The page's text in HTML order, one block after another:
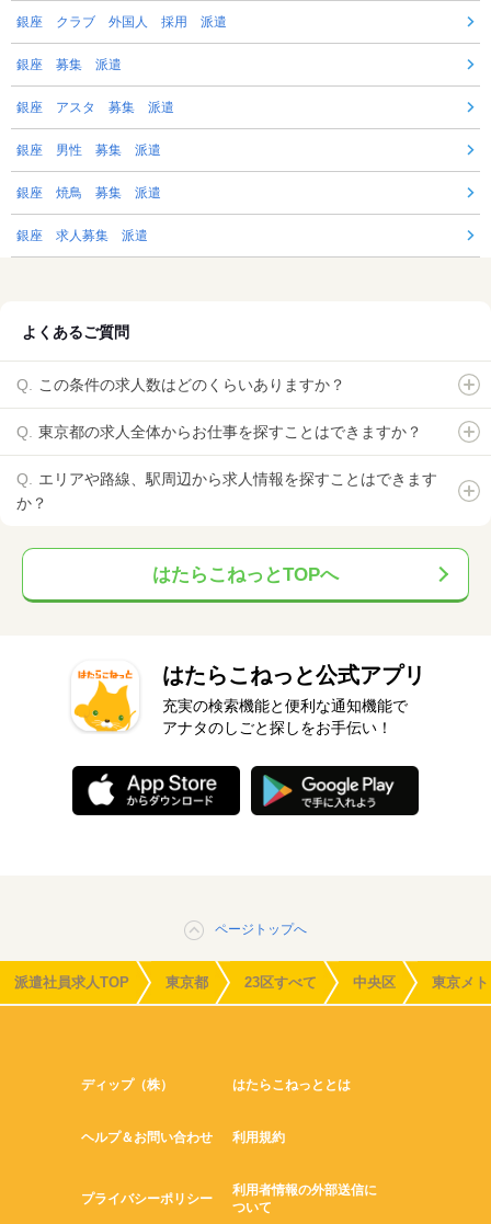
銀座 クラブ 外国人 採用 派遣
銀座 募集 派遣
銀座 アスタ 募集 派遣
銀座 男性 募集 派遣
銀座 焼鳥 募集 派遣
銀座 求人募集 派遣
よくあるご質問
この条件の求人数はどのくらいありますか？
東京都の求人全体からお仕事を探すことはできますか？
エリアや路線、駅周辺から求人情報を探すことはできます
か？
はたらこねっとTOPへ
はたらこねっと公式アプリ
充実の検索機能と便利な通知機能で
アナタのしごと探しをお手伝い！
ページトップへ
派遣社員求人TOP 東京都 23区すべて 中央区 東京メ
ディップ（株） はたらこねっととは
ヘルプ＆お問い合わせ 利用規約
プライバシーポリシー
利用者情報の外部送信に
ついて